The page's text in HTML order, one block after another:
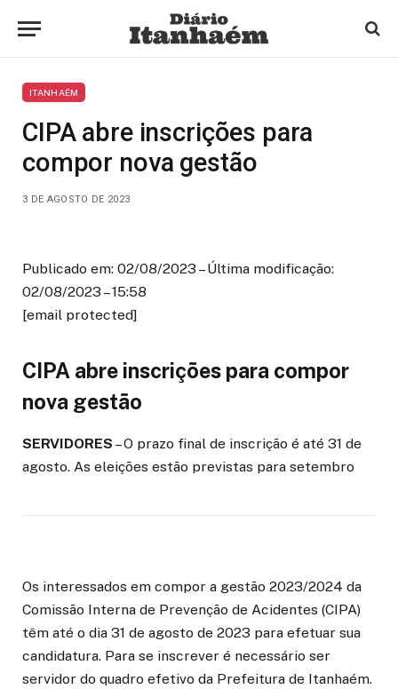
ITANHAÉM
CIPA abre inscrições para
compor nova gestão
3 DE AGOSTO DE 2023
Publicado em: 02/08/2023 – Última modificação:
02/08/2023 – 15:58
[email protected]
CIPA abre inscrições para compor
nova gestão
SERVIDORES – O prazo final de inscrição é até 31 de
agosto. As eleições estão previstas para setembro
Os interessados em compor a gestão 2023/2024 da
Comissão Interna de Prevenção de Acidentes (CIPA)
têm até o dia 31 de agosto de 2023 para efetuar sua
candidatura. Para se inscrever é necessário ser
servidor do quadro efetivo da Prefeitura de Itanhaém.